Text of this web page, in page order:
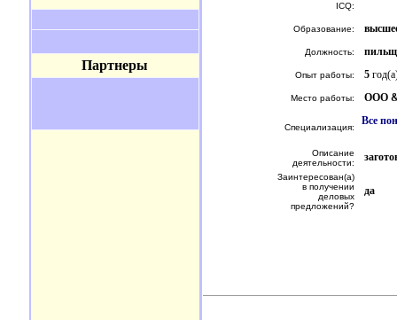
Партнеры
ICQ:
Образование:
Должность:
Опыт работы: 5
Место работы: ООО
Специализация:
Все
Описание
деятельности:
Заинтересован(а)
в получении
деловых
предложений?
да